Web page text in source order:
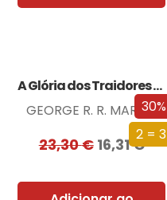
30%
2 = 3
A Glória dos Traidores (Edição especial limitada)
GEORGE R. R. MARTIN
23,30€ 16,31€